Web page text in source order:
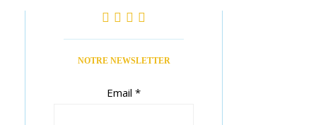
NOTRE NEWSLETTER
Email *